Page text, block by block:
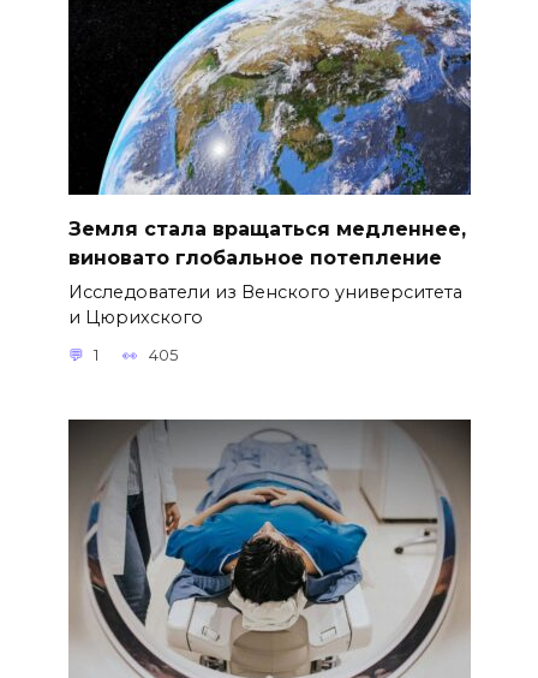
Земля стала вращаться медленнее,
виновато глобальное потепление
Исследователи из Венского университета
и Цюрихского
1 405